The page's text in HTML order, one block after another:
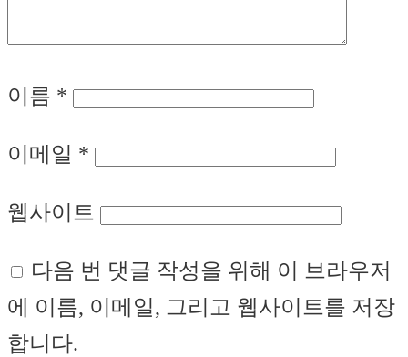
이름 *
이메일 *
웹사이트
다음 번 댓글 작성을 위해 이 브라우저
에 이름, 이메일, 그리고 웹사이트를 저장
합니다.